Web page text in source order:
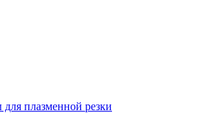
плазменной резки